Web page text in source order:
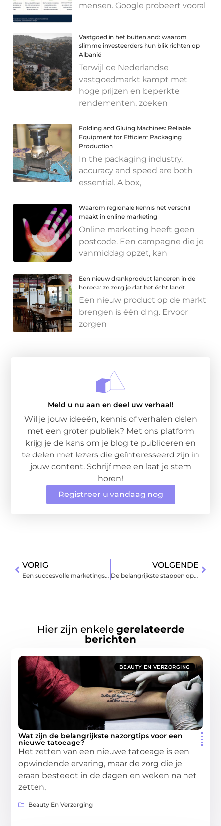
mensen. Google probeert vooral
Vastgoed in het buitenland: waarom
slimme investeerders hun blik richten op
Albanië
Terwijl de Nederlandse
vastgoedmarkt kampt met
hoge prijzen en beperkte
rendementen, zoeken
Folding and Gluing Machines: Reliable
Equipment for Efficient Packaging
Production
In the packaging industry,
accuracy and speed are both
essential. A box,
Waarom regionale kennis het verschil
maakt in online marketing
Online marketing heeft geen
postcode. Een campagne die je
vanmiddag opzet, kan
Een nieuw drankproduct lanceren in de
horeca: zo zorg je dat het écht landt
Een nieuw product op de markt
brengen is één ding. Ervoor
zorgen
Meld u nu aan en deel uw verhaal!
Wil je jouw ideeën, kennis of verhalen delen
met een groter publiek? Met ons platform
krijg je de kans om je blog te publiceren en
te delen met lezers die geïnteresseerd zijn in
jouw content. Schrijf mee en laat je stem
horen!
Registreer u vandaag nog
VORIG
Een succesvolle marketingstrategie voor tandheelkunde en orthodontie
VOLGENDE
De belangrijkste stappen op een rij voor het afsluiten van een hypotheek in Zutphen
Hier zijn enkele gerelateerde
berichten
BEAUTY EN VERZORGING
Wat zijn de belangrijkste nazorgtips voor een
nieuwe tatoeage?
Het zetten van een nieuwe tatoeage is een
opwindende ervaring, maar de zorg die je
eraan besteedt in de dagen en weken na het
zetten,
Beauty En Verzorging